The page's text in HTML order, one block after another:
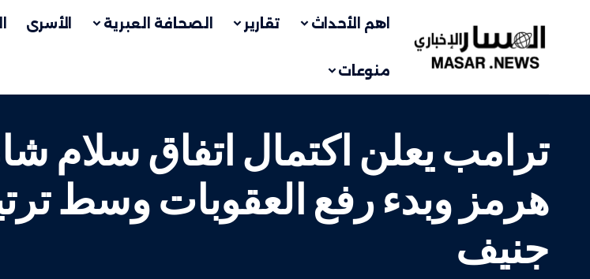
اهم الأحداث تقارير الصحافة العبرية الأسرى
منوعات
ترامب يعلن اكتمال اتفاق سلام
هرمز وبدء رفع العقوبات وسط
جنيف